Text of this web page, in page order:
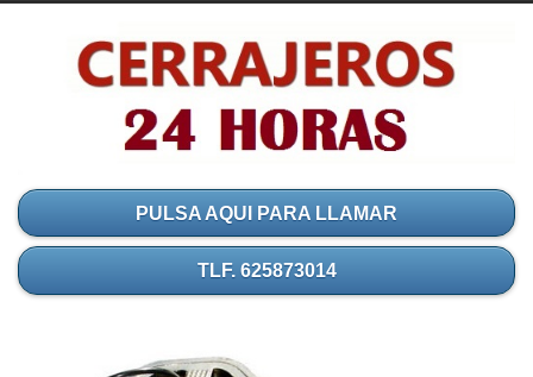
PULSA AQUI PARA LLAMAR
TLF. 625873014